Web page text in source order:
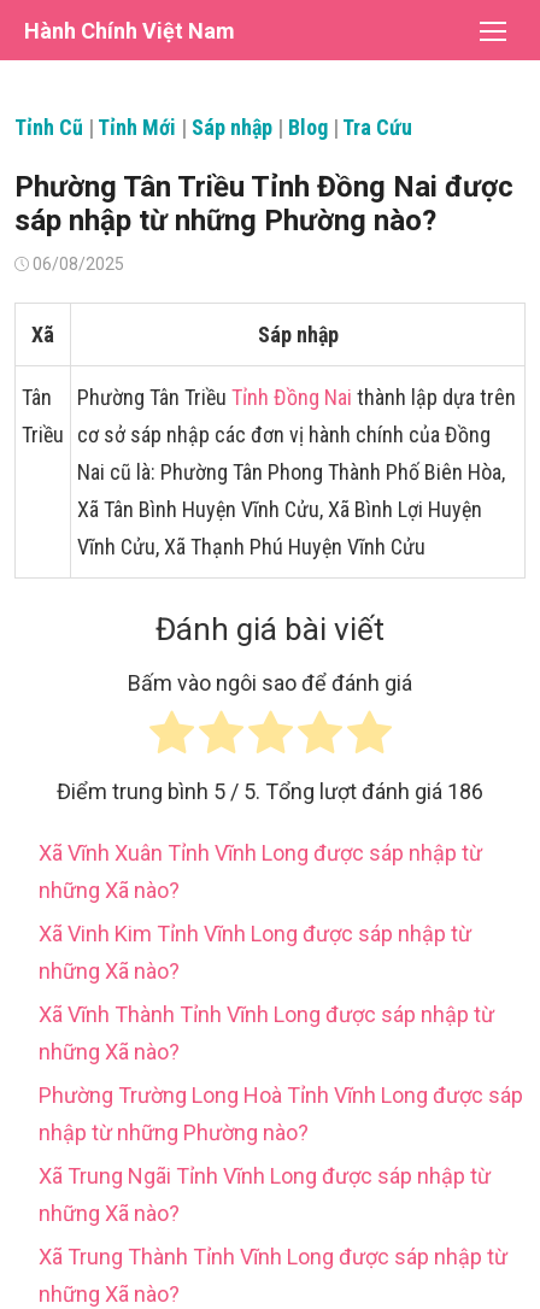
Hành Chính Việt Nam
Tỉnh Cũ | Tỉnh Mới | Sáp nhập | Blog | Tra Cứu
Phường Tân Triều Tỉnh Đồng Nai được
sáp nhập từ những Phường nào?
Đăng06/08/2025
Xã Sáp nhập
Tân
Triều
Phường Tân Triều Tỉnh Đồng Nai thành lập dựa trên
cơ sở sáp nhập các đơn vị hành chính của Đồng
Nai cũ là: Phường Tân Phong Thành Phố Biên Hòa,
Xã Tân Bình Huyện Vĩnh Cửu, Xã Bình Lợi Huyện
Vĩnh Cửu, Xã Thạnh Phú Huyện Vĩnh Cửu
Đánh giá bài viết
Bấm vào ngôi sao để đánh giá
Điểm trung bình 5 / 5. Tổng lượt đánh giá 186
Xã Vĩnh Xuân Tỉnh Vĩnh Long được sáp nhập từ
những Xã nào?
Xã Vinh Kim Tỉnh Vĩnh Long được sáp nhập từ
những Xã nào?
Xã Vĩnh Thành Tỉnh Vĩnh Long được sáp nhập từ
những Xã nào?
Phường Trường Long Hoà Tỉnh Vĩnh Long được sáp
nhập từ những Phường nào?
Xã Trung Ngãi Tỉnh Vĩnh Long được sáp nhập từ
những Xã nào?
Xã Trung Thành Tỉnh Vĩnh Long được sáp nhập từ
những Xã nào?